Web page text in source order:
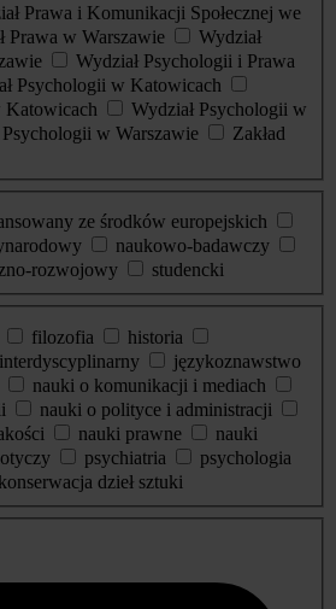
Prawa i Komunikacji Społecznej we
Prawa w Warszawie
Wydział
Wydział Psychologii i Prawa
Psychologii w Katowicach
Katowicach
Wydział Psychologii w
Psychologii w Warszawie
Zakład
ze środków europejskich
naukowo-badawczy
rozwojowy
studencki
filozofia
historia
interdyscyplinarny
językoznawstwo
nauki o komunikacji i mediach
nauki o polityce i administracji
nauki prawne
nauki
psychiatria
psychologia
dzieł sztuki